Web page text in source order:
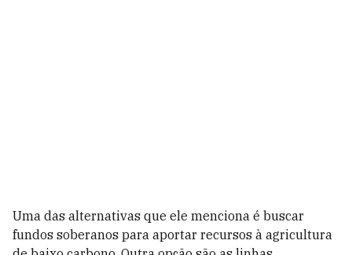
Uma das alternativas que ele menciona é buscar
fundos soberanos para aportar recursos à agricultura